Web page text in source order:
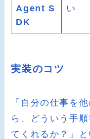
Agent S
DK
い
実装のコツ
「自分の仕事を
ら、どういう手
てくれるか？」